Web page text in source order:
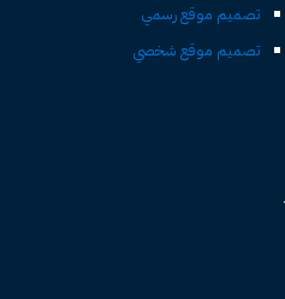
تصميم موقع رسمي
تصميم موقع شخصي